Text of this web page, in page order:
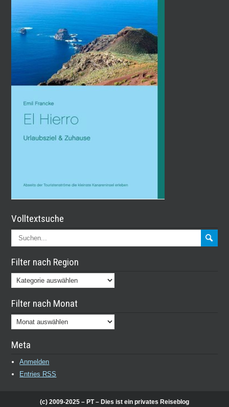
Volltextsuche
Filter nach Region
Filter
nach
Region
Filter nach Monat
Filter
nach
Monat
Meta
Anmelden
Entries RSS
(c) 2009-2025 – PT – Dies ist ein privates Reiseblog